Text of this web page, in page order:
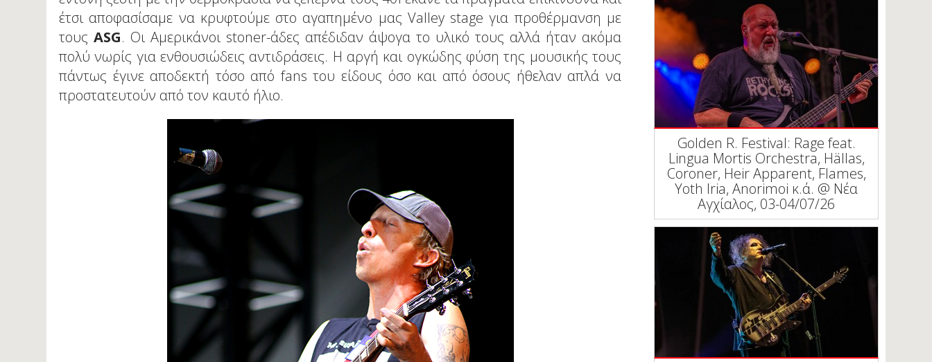
έτσι αποφασίσαμε να κρυφτούμε στο αγαπημένο μας Valley stage για προθέρμανση με
τουςASG. Οι Αμερικάνοι stoner-άδες απέδιδαν άψογα το υλικό τους αλλά ήταν ακόμα
πολύ νωρίς για ενθουσιώδεις αντιδράσεις. Η αργή και ογκώδης φύση της μουσικής τους
πάντως έγινε αποδεκτή τόσο από fans του είδους όσο και από όσους ήθελαν απλά να
προστατευτούν από τον καυτό ήλιο.
Golden R. Festival: Rage feat.
Lingua Mortis Orchestra, Hällas,
Coroner, Heir Apparent, Flames,
Yoth Iria, Anorimoi κ.ά. @ Νέα
Αγχίαλος, 03-04/07/26